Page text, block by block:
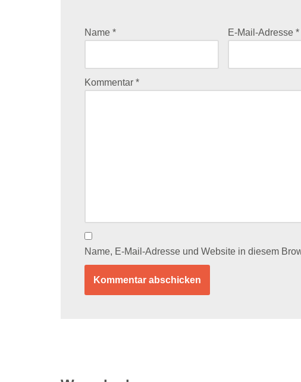
Name * E-Mail-Adresse*
Kommentar *
Name, E-Mail-Adresse und Website in diesem